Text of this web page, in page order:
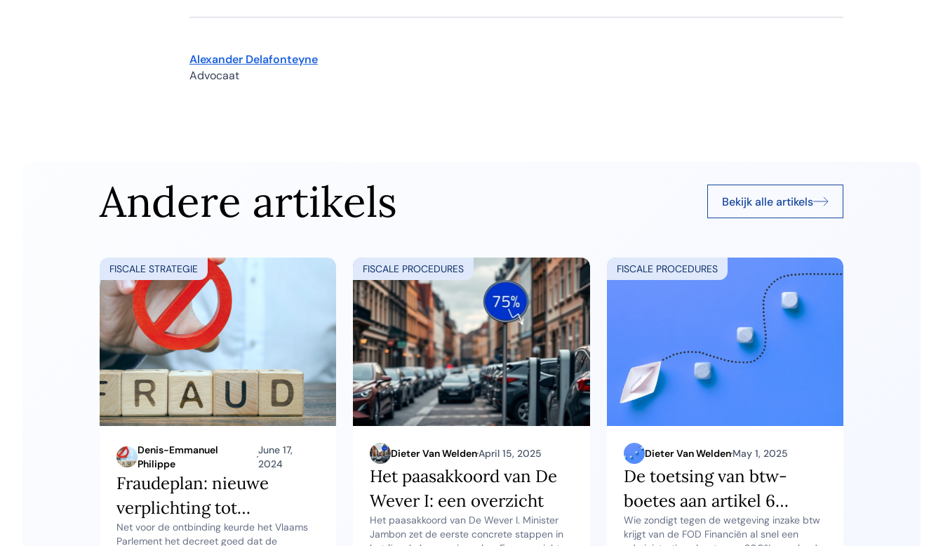
Alexander Delafonteyne
Advocaat
Andere artikels Bekijk alle artikels
Denis-Emmanuel
Philippe
June 17,
2024
Fraudeplan: nieuwe
verplichting tot
voorlegging van
Net voor de ontbinding keurde het Vlaams
Parlement het decreet goed dat de
FISCALE STRATEGIE
Dieter Van WeldenApril 15, 2025
Het paasakkoord van De
Wever I: een overzicht
Het paasakkoord van De Wever I. Minister
Jambon zet de eerste concrete stappen in
FISCALE PROCEDURES
Dieter Van WeldenMay 1, 2025
De toetsing van btw-
boetes aan artikel 6
EVRM: het Hof van
Wie zondigt tegen de wetgeving inzake btw
krijgt van de FOD Financiën al snel een
FISCALE PROCEDURES